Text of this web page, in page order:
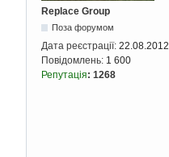
Replace Group
Поза форумом
Дата реєстрації: 22.08.2012
Повідомлень: 1 600
Репутація: 1268